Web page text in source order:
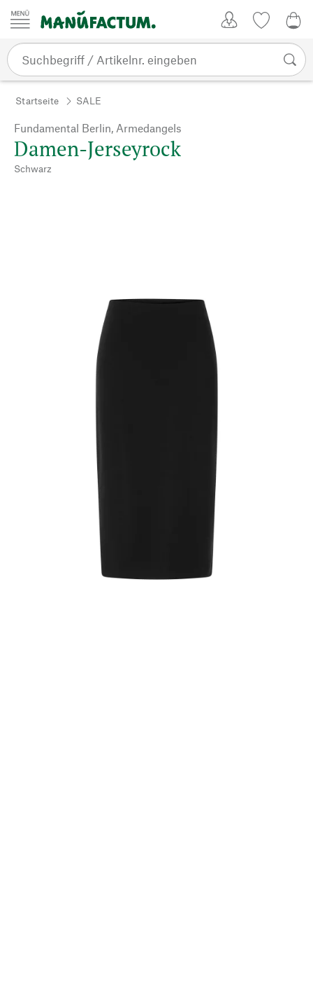
Zum Inhalt springen
Startseite SALE
Fundamental Berlin, Armedangels
Damen-Jerseyrock
Schwarz